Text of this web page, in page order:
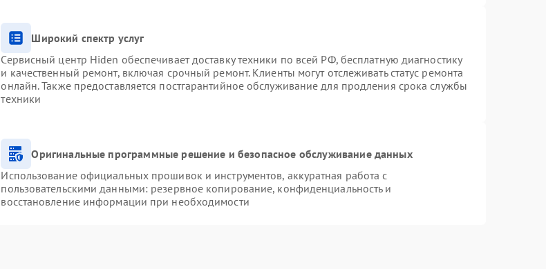
Широкий спектр услуг
Сервисный центр Hiden обеспечивает доставку техники по всей РФ, бесплатную диагностику
и качественный ремонт, включая срочный ремонт. Клиенты могут отслеживать статус ремонта
онлайн. Также предоставляется постгарантийное обслуживание для продления срока службы
техники
Оригинальные программные решение и безопасное обслуживание данных
Использование официальных прошивок и инструментов, аккуратная работа с
пользовательскими данными: резервное копирование, конфиденциальность и
восстановление информации при необходимости